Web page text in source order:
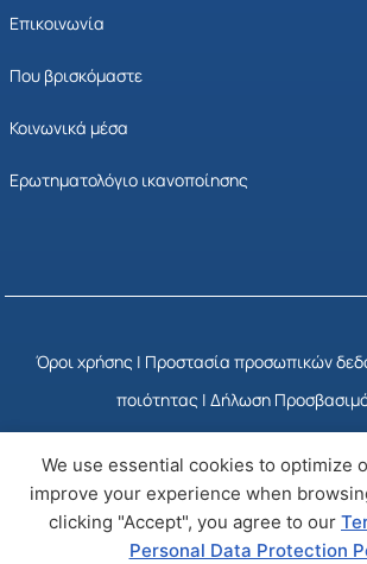
We use essential cookies to optimize
improve your experience when
clicking "Accept", you agree to our
Personal Data Protection
Επικοινωνία
Που βρισκόμαστε
Κοινωνικά μέσα
Ερωτηματολόγιο ικανοποίησης
Όροι χρήσης | Προστασία προσωπικών
ποιότητας | Δήλωση
© Copyright 2025 ΕΣΥΠ